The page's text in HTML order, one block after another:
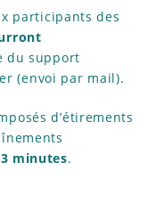
participants des
du support
(envoi par mail).
d’étirements
3 minutes.